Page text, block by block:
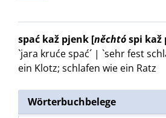
spać kaž pjenk [něchtóspi kaž
`jara kruće spać´ | `sehr fest
ein Klotz; schlafen wie ein Ratz
Wörterbuchbelege